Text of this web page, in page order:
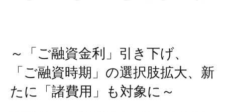
～「ご融資金利」引き下げ、
「ご融資時期」の選択肢拡大、新
たに「諸費用」も対象に～